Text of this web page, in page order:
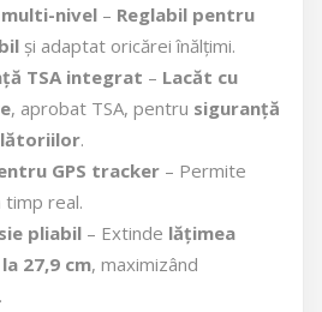
nivel – Reglabil pentru
și adaptat oricărei înălțimi.
TSA integrat – Lacăt cu
, aprobat TSA, pentru siguranță
.
GPS tracker – Permite
timp real.
pliabil – Extinde lățimea
27,9 cm, maximizând